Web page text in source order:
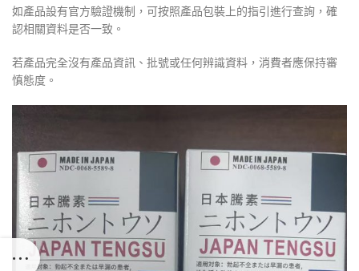
如產品設有官方驗證機制，可按照產品包裝上的指引進行查詢，確
認相關資料是否一致。
若產品完全沒有產品資訊、批號或任何辨識資料，消費者應保持審
慎態度。